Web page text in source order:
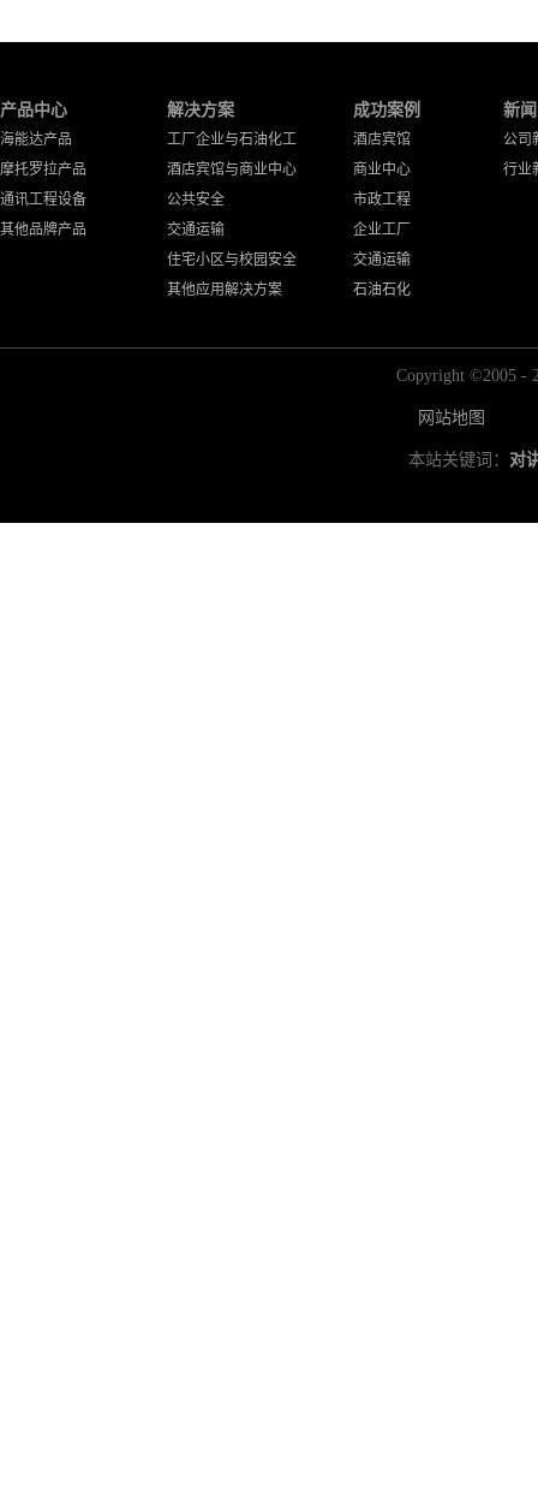
产品中心
海能达产品
摩托罗拉产品
通讯工程设备
其他品牌产品
解决方案
工厂企业与石油化工
酒店宾馆与商业中心
公共安全
交通运输
住宅小区与校园安全
其他应用解决方案
成功案例
酒店宾馆
商业中心
市政工程
企业工厂
交通运输
石油石化
新
公司
行业
Copyright ©2005 -
网站地图
本站关键词： 对